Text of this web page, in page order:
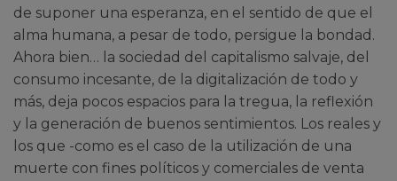
de suponer una esperanza, en el sentido de que el
alma humana, a pesar de todo, persigue la bondad.
Ahora bien… la sociedad del capitalismo salvaje, del
consumo incesante, de la digitalización de todo y
más, deja pocos espacios para la tregua, la reflexión
y la generación de buenos sentimientos. Los reales y
los que -como es el caso de la utilización de una
muerte con fines políticos y comerciales de venta